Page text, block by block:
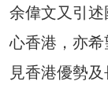
余偉文又引
心香港，亦
見香港優勢